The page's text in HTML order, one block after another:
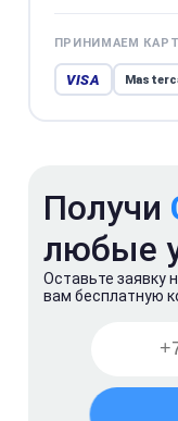
ПРИНИМАЕМ
VISA
Получи
любые
Оставьте заявку
вам бесплатную